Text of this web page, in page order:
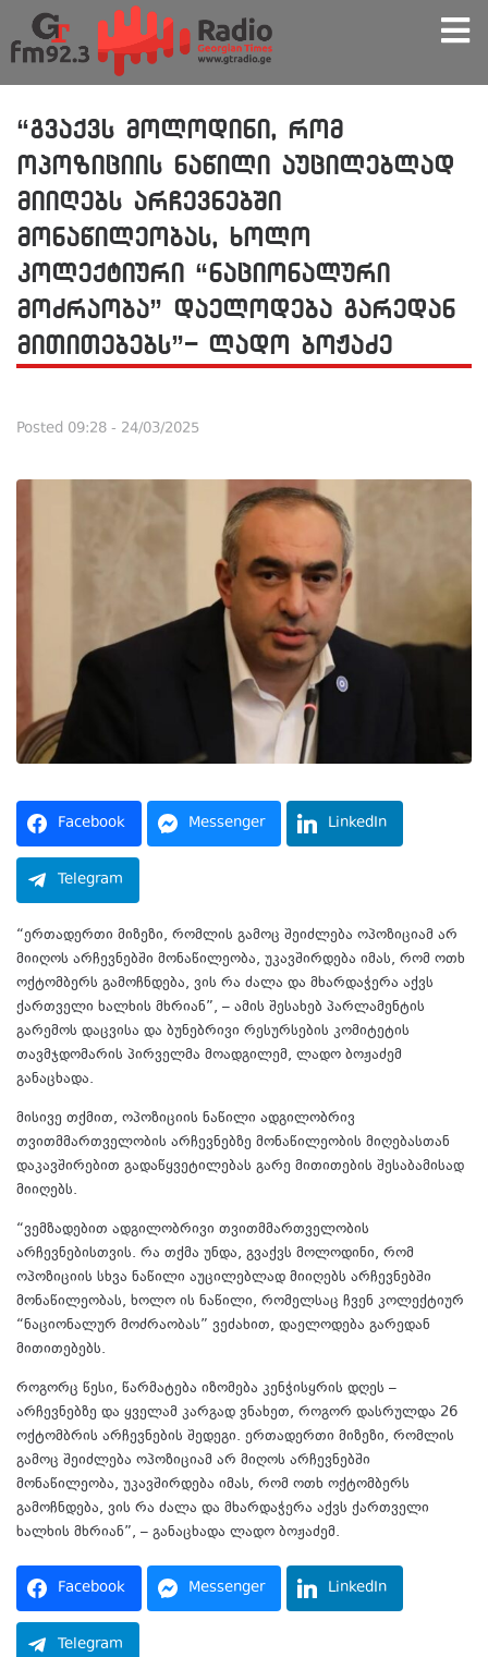
“გვაქვს მოლოდინი, რომ
ოპოზიციის ნაწილი აუცილებლად
მიიღებს არჩევნებში
მონაწილეობას, ხოლო
კოლექტიური “ნაციონალური
მოძრაობა” დაელოდება გარედან
მითითებებს”- ლადო ბოჟაძე
Posted 09:28 - 24/03/2025
Facebook Messenger LinkedIn
Telegram
“ერთადერთი მიზეზი, რომლის გამოც შეიძლება ოპოზიციამ არ
მიიღოს არჩევნებში მონაწილეობა, უკავშირდება იმას, რომ ოთხ
ოქტომბერს გამოჩნდება, ვის რა ძალა და მხარდაჭერა აქვს
ქართველი ხალხის მხრიან”, – ამის შესახებ პარლამენტის
გარემოს დაცვისა და ბუნებრივი რესურსების კომიტეტის
თავმჯდომარის პირველმა მოადგილემ, ლადო ბოჟაძემ
განაცხადა.
მისივე თქმით, ოპოზიციის ნაწილი ადგილობრივ
თვითმმართველობის არჩევნებზე მონაწილეობის მიღებასთან
დაკავშირებით გადაწყვეტილებას გარე მითითების შესაბამისად
მიიღებს.
“ვემზადებით ადგილობრივი თვითმმართველობის
არჩევნებისთვის. რა თქმა უნდა, გვაქვს მოლოდინი, რომ
ოპოზიციის სხვა ნაწილი აუცილებლად მიიღებს არჩევნებში
მონაწილეობას, ხოლო ის ნაწილი, რომელსაც ჩვენ კოლექტიურ
“ნაციონალურ მოძრაობას” ვეძახით, დაელოდება გარედან
მითითებებს.
როგორც წესი, წარმატება იზომება კენჭისყრის დღეს –
არჩევნებზე და ყველამ კარგად ვნახეთ, როგორ დასრულდა 26
ოქტომბრის არჩევნების შედეგი. ერთადერთი მიზეზი, რომლის
გამოც შეიძლება ოპოზიციამ არ მიღოს არჩევნებში
მონაწილეობა, უკავშირდება იმას, რომ ოთხ ოქტომბერს
გამოჩნდება, ვის რა ძალა და მხარდაჭერა აქვს ქართველი
ხალხის მხრიან”, – განაცხადა ლადო ბოჟაძემ.
Facebook Messenger LinkedIn
Telegram